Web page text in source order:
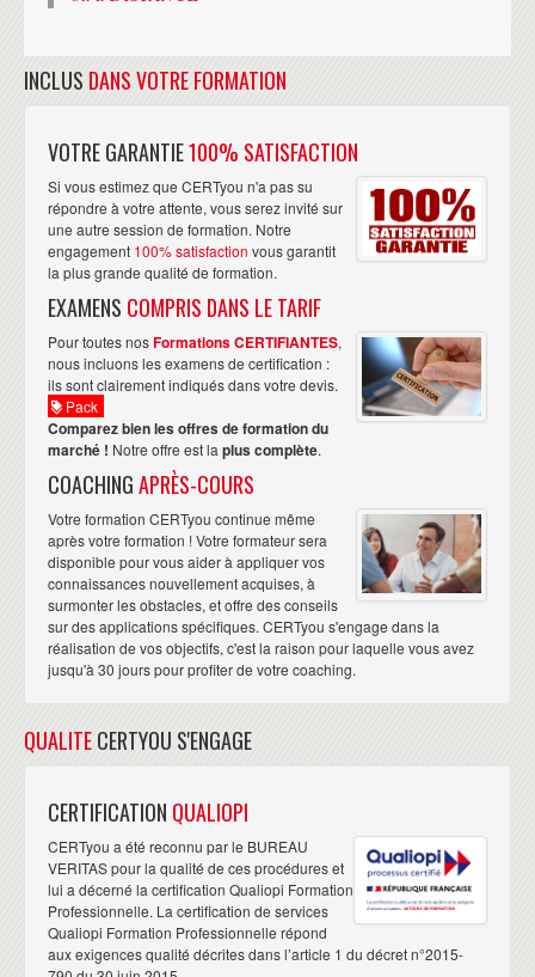
INCLUS DANS VOTRE FORMATION
VOTRE GARANTIE100% SATISFACTION
Si vous estimez que CERTyou n'a pas su
répondre à votre attente, vous serez invité sur
une autre session de formation. Notre
engagement 100% satisfaction vous garantit
la plus grande qualité de formation.
EXAMENS COMPRIS DANS LE TARIF
Pour toutes nosFormations CERTIFIANTES,
nous incluons les examens de certification :
ils sont clairement indiqués dans votre devis.
Pack
Comparez bien les offres de formation du
marché ! Notre offre est la plus complète.
COACHINGAPRÈS-COURS
Votre formation CERTyou continue même
après votre formation ! Votre formateur sera
disponible pour vous aider à appliquer vos
connaissances nouvellement acquises, à
surmonter les obstacles, et offre des conseils
sur des applications spécifiques. CERTyou s'engage dans la
réalisation de vos objectifs, c'est la raison pour laquelle vous avez
jusqu'à 30 jours pour profiter de votre coaching.
QUALITECERTYOU S'ENGAGE
CERTIFICATION QUALIOPI
CERTyou a été reconnu par le BUREAU
VERITAS pour la qualité de ces procédures et
lui a décerné la certification Qualiopi Formation
Professionnelle. La certification de services
Qualiopi Formation Professionnelle répond
aux exigences qualité décrites dans l’article 1 du décret n°2015-